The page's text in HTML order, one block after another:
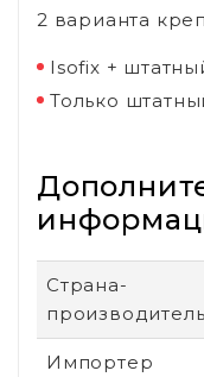
2 варианта
Isofix +
Только
Страна-
производитель
Импортер